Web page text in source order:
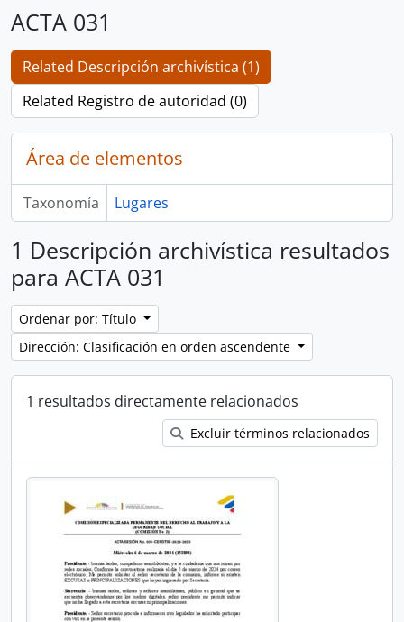
ACTA 031
Related Descripción archivística (1)
Related Registro de autoridad (0)
Área de elementos
Taxonomía Lugares
1 Descripción archivística resultados
para ACTA 031
Ordenar por: Título
Dirección: Clasificación en orden ascendente
1 resultados directamente relacionados
Excluir términos relacionados